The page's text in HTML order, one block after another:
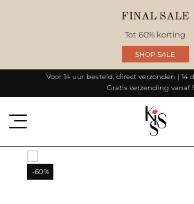
FINAL SALE
Tot 60% korting
SHOP SALE
Voor 14 uur besteld, direct verzonden | 14
Gratis verzending vanaf
-60%